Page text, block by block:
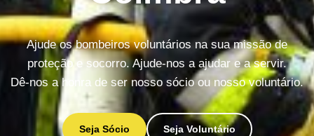
Ajude os bombeiros voluntários na sua missão de
proteção e socorro. Ajude-nos a ajudar e a servir.
Dê-nos a honra de ser nosso sócio ou nosso voluntário.
Seja Sócio Seja Voluntário